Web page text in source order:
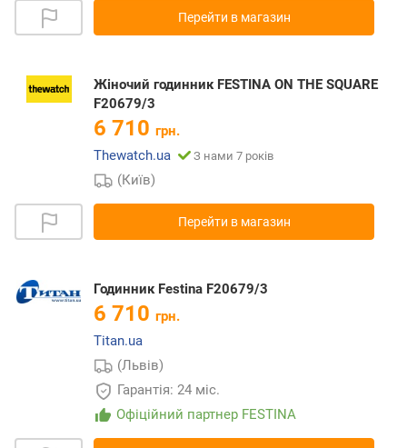
Перейти в магазин
Жіночий годинник FESTINA ON THE SQUARE
F20679/3
6 710 грн.
Thewatch.ua
З нами 7 років
(Київ)
Перейти в магазин
Годинник Festina F20679/3
6 710 грн.
Titan.ua
(Львів)
Гарантія: 24 міс.
Офіційний партнер FESTINA